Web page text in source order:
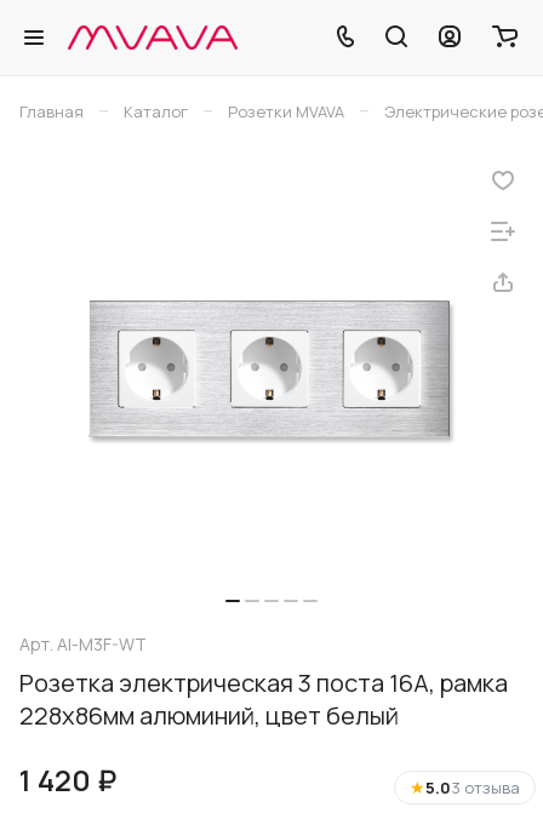
Главная – Каталог – Розетки MVAVA – Электрические
Арт. Al-M3F-WT
Розетка электрическая 3 поста 16А, рамка
228х86мм алюминий, цвет белый
1 420 ₽ ★5.03 отзыва